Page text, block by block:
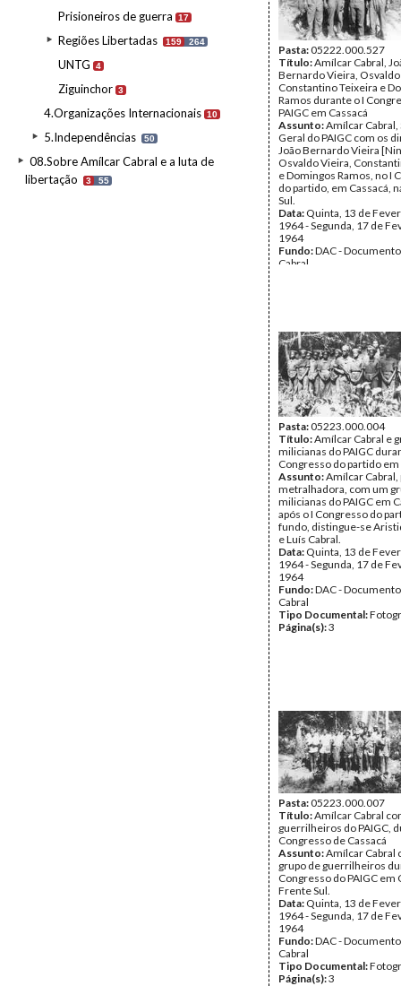
Prisioneiros de guerra 17
Regiões Libertadas 159 264
UNTG 4
Ziguinchor 3
4.Organizações Internacionais 10
5.Independências 50
08.Sobre Amílcar Cabral e a luta de
libertação
3 55
Pasta:05222.000.527
Título:Amílcar Cabral,
Bernardo Vieira,
Constantino Teixeira e
Ramos durante o I
PAIGC em Cassacá
Assunto:Amílcar
Geral do PAIGC com os
João Bernardo Vieira
Osvaldo Vieira,
e Domingos Ramos, no I
do partido, em Cassacá,
Sul.
Data: Quinta, 13 de
1964 - Segunda, 17 de
1964
Fundo:DAC -
Cabral
Pasta:05223.000.004
Título:Amílcar Cabral e
milicianas do PAIGC
Congresso do partido em
Assunto:Amílcar Cabral,
metralhadora, com um
milicianas do PAIGC em
após o I Congresso do
fundo, distingue-se
e Luís Cabral.
Data: Quinta, 13 de
1964 - Segunda, 17 de
1964
Fundo:DAC -
Cabral
Tipo Documental:
Página(s):3
Pasta:05223.000.007
Título:Amílcar Cabral
guerrilheiros do PAIGC,
Congresso de Cassacá
Assunto:Amílcar Cabral
grupo de guerrilheiros
Congresso do PAIGC em
Frente Sul.
Data: Quinta, 13 de
1964 - Segunda, 17 de
1964
Fundo:DAC -
Cabral
Tipo Documental:
Página(s):3